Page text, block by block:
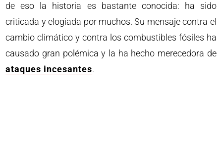
de eso la historia es bastante conocida: ha sido
criticada y elogiada por muchos. Su mensaje contra el
cambio climático y contra los combustibles fósiles ha
causado gran polémica y la ha hecho merecedora de
ataques incesantes.